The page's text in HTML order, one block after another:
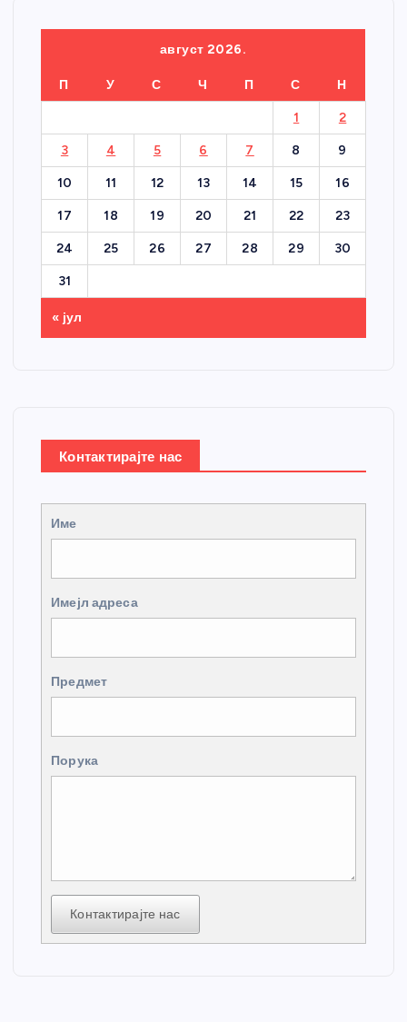
август 2026.
П У С Ч П С Н
1 2
3 4 5 6 7 8 9
10 11 12 13 14 15 16
17 18 19 20 21 22 23
24 25 26 27 28 29 30
31
« јул
Контактирајте нас
Име
Имејл адреса
Предмет
Порука
Контактирајте нас